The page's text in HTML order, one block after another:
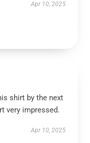
Apr 10, 2025
shirt by the next
very impressed.
Apr 10, 2025